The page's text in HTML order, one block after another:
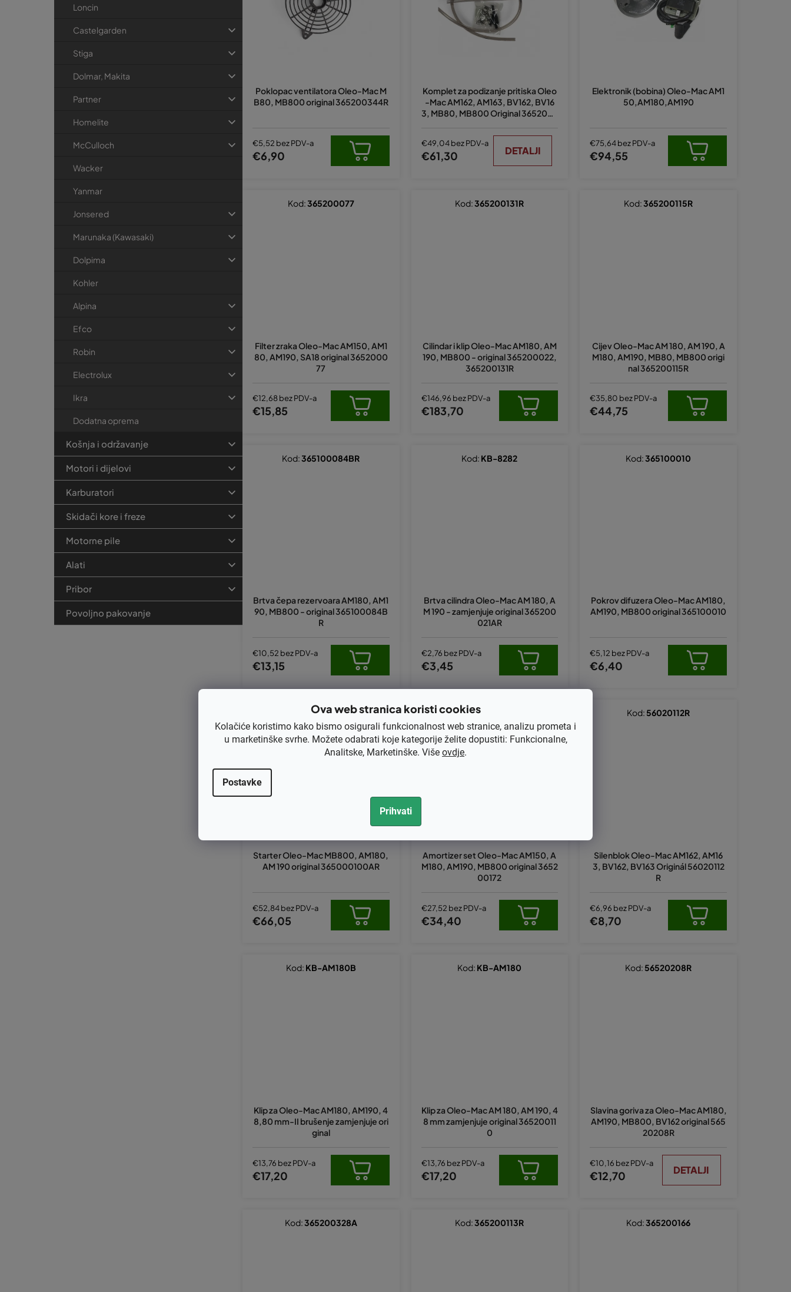
Ova web stranica koristi cookies
Kolačiće koristimo kako bismo osigurali funkcionalnost web stranice, analizu prometa i
u marketinške svrhe. Možete odabrati koje kategorije želite dopustiti: Funkcionalne,
Analitske, Marketinške. Više ovdje.
Postavke
Prihvati
Loncin
Castelgarden
Stiga
Dolmar, Makita
Partner
Homelite
McCulloch
Wacker
Yanmar
Jonsered
Marunaka (Kawasaki)
Dolpima
Kohler
Alpina
Efco
Robin
Electrolux
Ikra
Dodatna oprema
Košnja i održavanje
Motori i dijelovi
Karburatori
Skidači kore i freze
Motorne pile
Alati
Pribor
Povoljno pakovanje
o
v
o
Poklopac ventilatora Oleo-Mac M
B80, MB800 original 365200344R
€5,52 bez PDV-a
€6,90
Komplet za podizanje pritiska Oleo
-Mac AM162, AM163, BV162, BV16
3, MB80, MB800 Original 3652002
€49,04 bez PDV-a
€61,30 DETALJI
Elektronik (bobina) Oleo-Mac AM1
50,AM180,AM190
€75,64 bez PDV-a
€94,55
Filter zraka Oleo-Mac AM150, AM1
80, AM190, SA18 original 3652000
77
€12,68 bez PDV-a
€15,85
Kod:365200077
Cilindar i klip Oleo-Mac AM180, AM
190, MB800 - original 365200022,
365200131R
€146,96 bez PDV-a
€183,70
Kod:365200131R
Cijev Oleo-Mac AM 180, AM 190, A
M180, AM190, MB80, MB800 origi
nal 365200115R
€35,80 bez PDV-a
€44,75
Kod:365200115R
Brtva čepa rezervoara AM180, AM1
90, MB800 - original 365100084B
R
€10,52 bez PDV-a
€13,15
Kod:365100084BR
Brtva cilindra Oleo-Mac AM 180, A
M 190 - zamjenjuje original 365200
021AR
€2,76 bez PDV-a
€3,45
Kod: KB-8282
Pokrov difuzera Oleo-Mac AM180,
AM190, MB800 original 365100010
€5,12 bez PDV-a
€6,40
Kod:365100010
Starter Oleo-Mac MB800, AM180,
AM 190 original 365000100AR
€52,84 bez PDV-a
€66,05
365000100AR
Amortizer set Oleo-Mac AM150, A
M180, AM190, MB800 original 3652
00172
€27,52 bez PDV-a
€34,40
Kod:365200172
Silenblok Oleo-Mac AM162, AM16
3, BV162, BV163 Originál 56020112
R
€6,96 bez PDV-a
€8,70
Kod: 56020112R
Klip za Oleo-Mac AM180, AM190, 4
8,80 mm-II brušenje zamjenjuje ori
ginal
€13,76 bez PDV-a
€17,20
Kod: KB-AM180B
Klip za Oleo-Mac AM 180, AM 190, 4
8 mm zamjenjuje original 36520011
0
€13,76 bez PDV-a
€17,20
Kod: KB-AM180
Slavina goriva za Oleo-Mac AM180,
AM190, MB800, BV162 original 565
20208R
€10,16 bez PDV-a
€12,70 DETALJI
Kod: 56520208R
Kod:365200328A Kod:365200113R Kod:365200166